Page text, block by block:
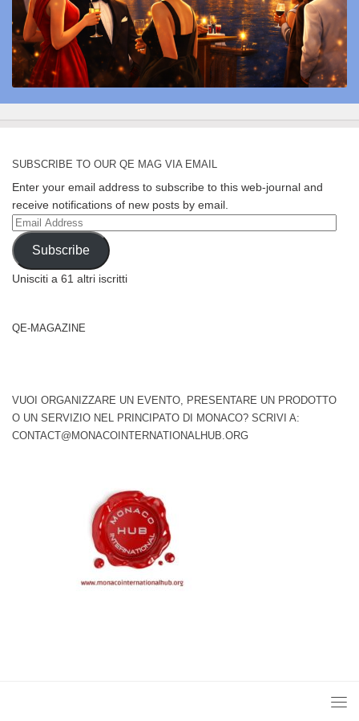
SUBSCRIBE TO OUR QE MAG VIA EMAIL
Enter your email address to subscribe to this web-journal and
receive notifications of new posts by email.
Email
Address
Subscribe
Unisciti a 61 altri iscritti
QE-MAGAZINE
VUOI ORGANIZZARE UN EVENTO, PRESENTARE UN PRODOTTO
O UN SERVIZIO NEL PRINCIPATO DI MONACO? SCRIVI A:
CONTACT@MONACOINTERNATIONALHUB.ORG